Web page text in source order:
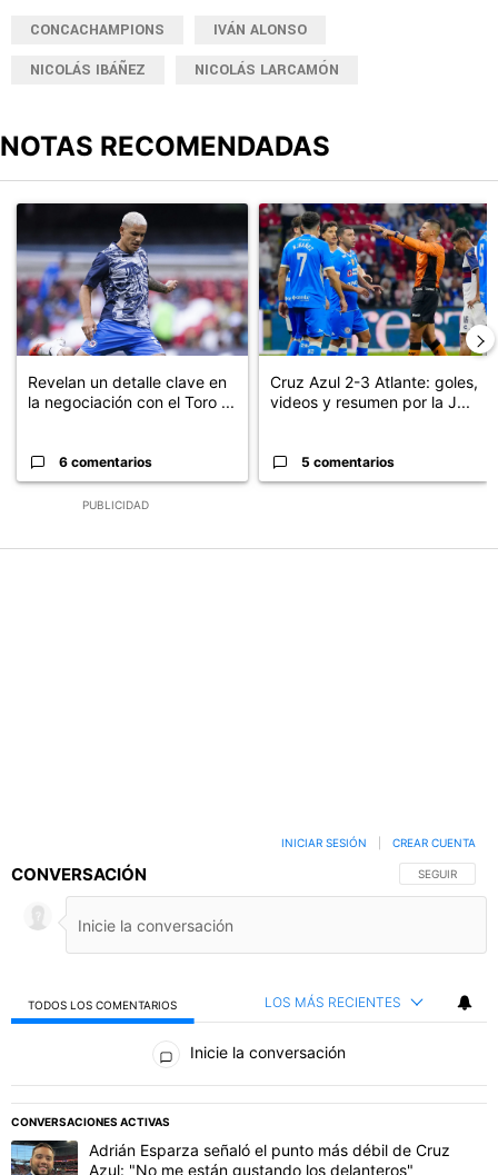
CONCACHAMPIONS
IVÁN ALONSO
NICOLÁS IBÁÑEZ
NICOLÁS LARCAMÓN
NOTAS RECOMENDADAS
PUBLICIDAD
Un artículo de tendencia con el título "Revelan un detalle clave
Revelan un detalle clave en
la negociación con el Toro ...
6 comentarios
Un artículo de tendencia con el
Cruz Azul 2-3 Atlante: goles,
videos y resumen por la J...
5 comentarios
CONVERSACIÓN SIGA ESTA
SEGUIR
INICIAR SESIÓN CREAR CUENTA
TODOS LOS COMENTARIOS LOS MÁS RECIENTES
Todos los comentarios
Inicie la conversación